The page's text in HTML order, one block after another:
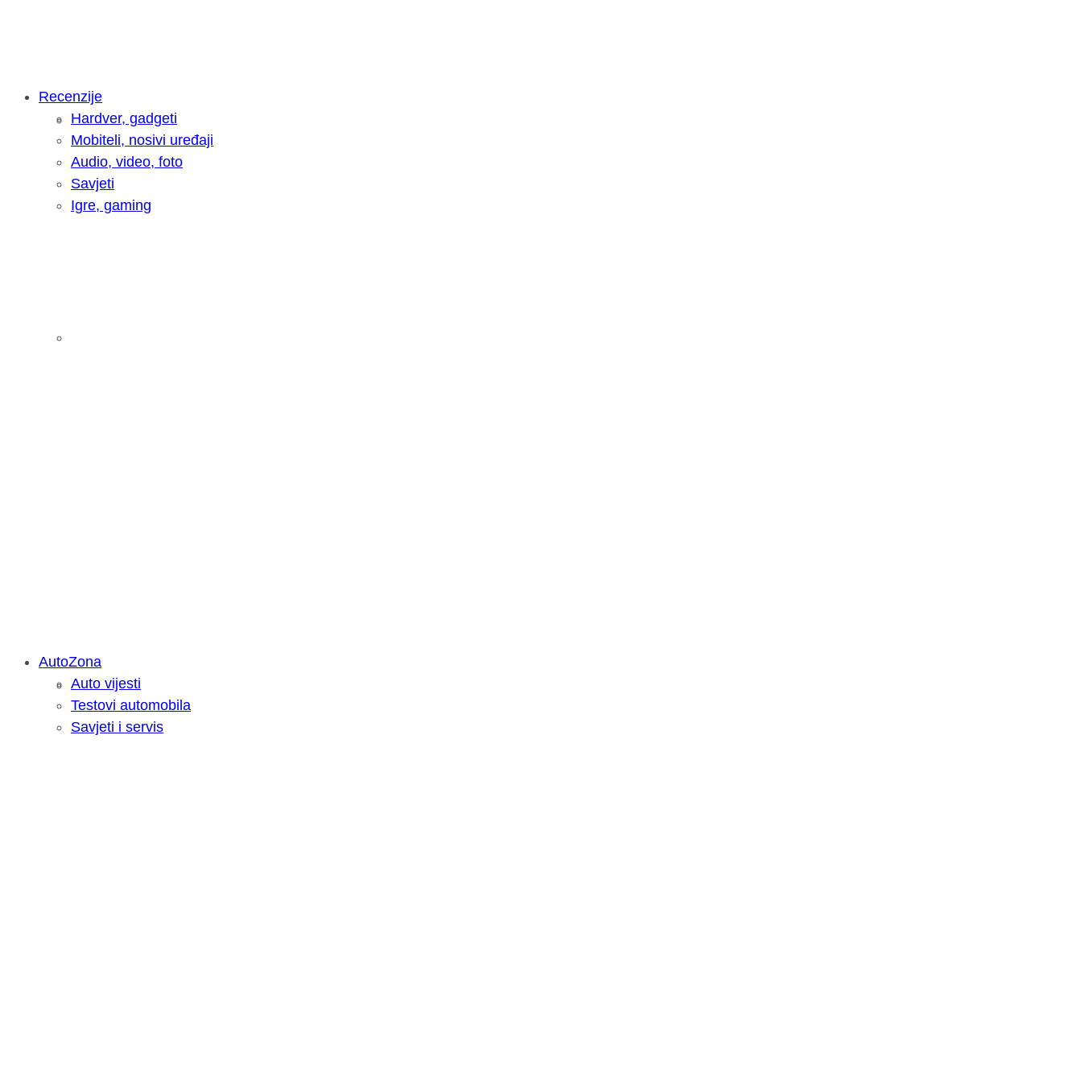
Intervju: Goran Jović, fotograf - Hrvatska kakvu svijet tek otkriva
Recenzije
Hardver, gadgeti
Mobiteli, nosivi uređaji
Audio, video, foto
Savjeti
Igre, gaming
Savjetujemo: Što učiniti kada vaš iPad treba servis? Alpha servis nudi rješenja
AutoZona
Auto vijesti
Testovi automobila
Savjeti i servis